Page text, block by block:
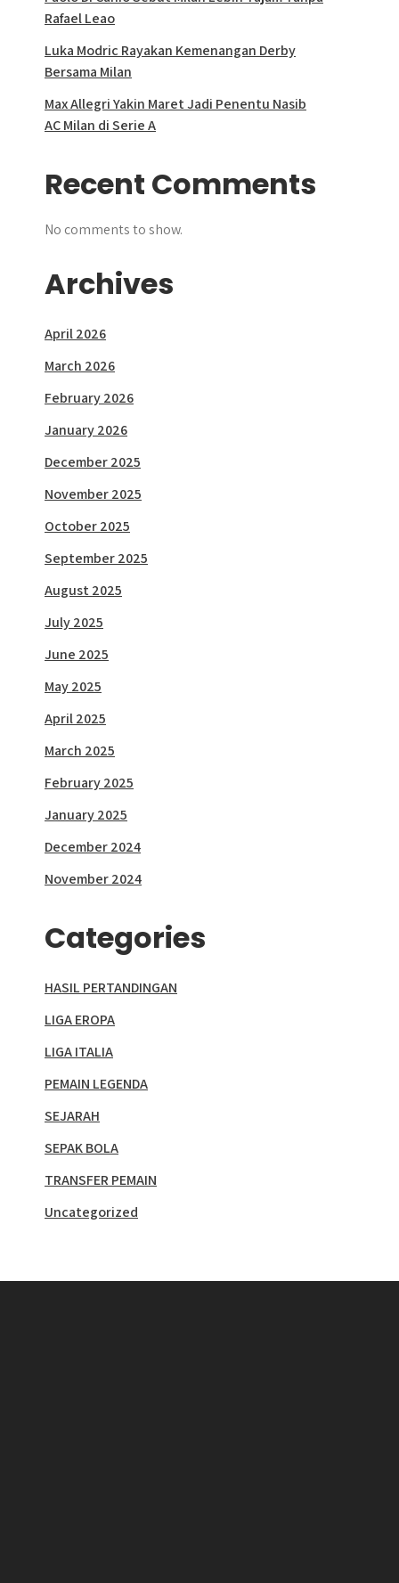
Rafael Leao
Luka Modric Rayakan Kemenangan Derby
Bersama Milan
Max Allegri Yakin Maret Jadi Penentu Nasib
AC Milan di Serie A
Recent Comments
No comments to show.
Archives
April 2026
March 2026
February 2026
January 2026
December 2025
November 2025
October 2025
September 2025
August 2025
July 2025
June 2025
May 2025
April 2025
March 2025
February 2025
January 2025
December 2024
November 2024
Categories
HASIL PERTANDINGAN
LIGA EROPA
LIGA ITALIA
PEMAIN LEGENDA
SEJARAH
SEPAK BOLA
TRANSFER PEMAIN
Uncategorized